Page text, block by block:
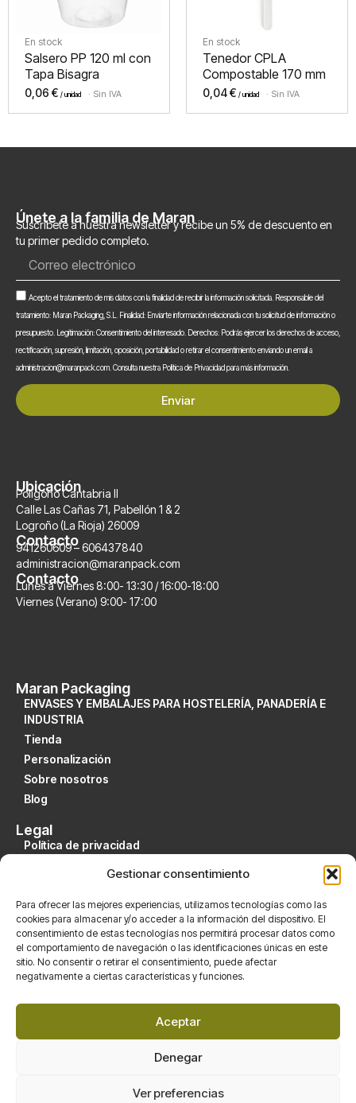
Gestionar consentimiento
Para ofrecer las mejores experiencias, utilizamos tecnologías como las
cookies para almacenar y/o acceder a la información del dispositivo. El
consentimiento de estas tecnologías nos permitirá procesar datos como
el comportamiento de navegación o las identificaciones únicas en este
sitio. No consentir o retirar el consentimiento, puede afectar
negativamente a ciertas características y funciones.
Aceptar
Denegar
Ver preferencias
En stock
Salsero PP 120 ml con
Tapa Bisagra
0,06 € Sin IVA
En stock
Tenedor CPLA
Compostable 170 mm
0,04€ Sin IVA
Únete a la familia de Maran
Suscríbete a nuestra newsletter y recibe un 5% de descuento en
tu primer pedido completo.
electrónico
Aceptación
Acepto el tratamiento de mis datos con la finalidad de recibir la información solicitada. Responsable del
tratamiento: Maran Packaging, S.L. Finalidad: Enviarte información relacionada con tu solicitud de información o
presupuesto. Legitimación: Consentimiento del interesado. Derechos: Podrás ejercer los derechos de acceso,
rectificación, supresión, limitación, oposición, portabilidad o retirar el consentimiento enviando un email a
administracion@maranpack.com. Consulta nuestra Política de Privacidad para más información.
Enviar
Ubicación
Polígono Cantabria II
Calle Las Cañas 71, Pabellón 1 & 2
Logroño (La Rioja) 26009
Contacto
941260609 – 606437840
administracion@maranpack.com
Contacto
Lunes a Viernes 8:00- 13:30 / 16:00-18:00
Viernes (Verano) 9:00- 17:00
Maran Packaging
ENVASES Y EMBALAJES PARA HOSTELERÍA, PANADERÍA E
INDUSTRIA
Tienda
Personalización
Sobre nosotros
Blog
Legal
Política de privacidad
Política de devolución
Cuenta
Mi cuenta
Finalizar compra
Redes